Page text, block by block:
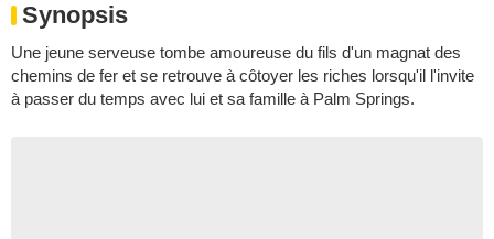
Synopsis
Une jeune serveuse tombe amoureuse du fils d'un magnat des
chemins de fer et se retrouve à côtoyer les riches lorsqu'il l'invite
à passer du temps avec lui et sa famille à Palm Springs.